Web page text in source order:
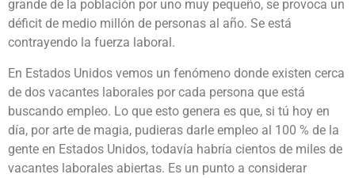
grande de la población por uno muy pequeño, se provoca un
déficit de medio millón de personas al año. Se está
contrayendo la fuerza laboral.
En Estados Unidos vemos un fenómeno donde existen cerca
de dos vacantes laborales por cada persona que está
buscando empleo. Lo que esto genera es que, si tú hoy en
día, por arte de magia, pudieras darle empleo al 100 % de la
gente en Estados Unidos, todavía habría cientos de miles de
vacantes laborales abiertas. Es un punto a considerar